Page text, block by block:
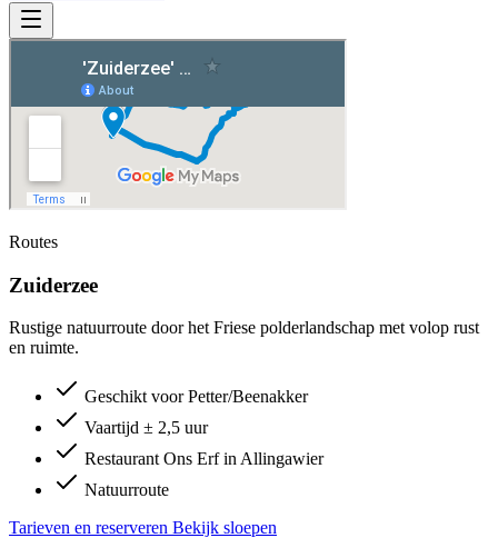
Routes
Zuiderzee
Rustige natuurroute door het Friese polderlandschap met volop rust
en ruimte.
Geschikt voor Petter/Beenakker
Vaartijd ± 2,5 uur
Restaurant Ons Erf in Allingawier
Natuurroute
Tarieven en reserveren Bekijk sloepen